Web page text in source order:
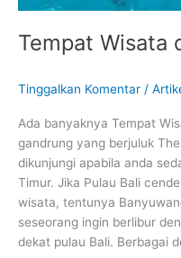
Tempat Wisata
Tinggalkan Komentar /
Ada banyaknya Tempat
gandrung yang berjuluk
dikunjungi apabila anda
Timur. Jika Pulau Bali
wisata, tentunya
seseorang ingin berlibur
dekat pulau Bali. Berbagai